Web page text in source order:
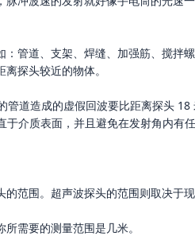
：管道、支架、焊缝、加强筋、搅拌
探头较近的物体。
管道造成的虚假回波要比距离探头
介质表面，并且避免在发射角内有
的范围。超声波探头的范围则取决于
需要的测量范围是几米。